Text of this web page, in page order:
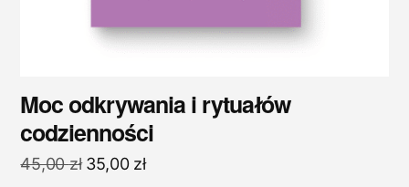
Moc odkrywania i rytuałów
codzienności
45,00zł Pierwotna
35,00 złAktualna